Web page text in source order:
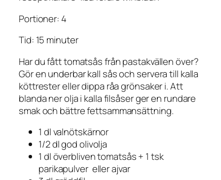
Portioner: 4
Tid: 15 minuter
Har du fått tomatsås från pastakvällen över?
Gör en underbar kall sås och servera till kalla
köttrester eller dippa råa grönsaker i. Att
blanda ner olja i kalla filsåser ger en rundare
smak och bättre fettsammansättning.
1 dl valnötskärnor
1/2 dl god olivolja
1 dl överbliven tomatsås + 1 tsk
parikapulver eller ajvar